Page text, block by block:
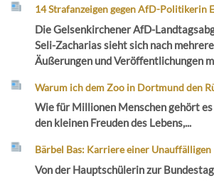
14 Strafanzeigen gegen AfD-Politikerin
Die Gelsenkirchener AfD-
Seli-Zacharias sieht sich nach
Äußerungen und Veröffentlichungen
Warum ich dem Zoo in Dortmund den
Wie für Millionen Menschen gehört es
den kleinen Freuden des Lebens,...
Bärbel Bas: Karriere einer Unauffälligen
Von der Hauptschülerin zur